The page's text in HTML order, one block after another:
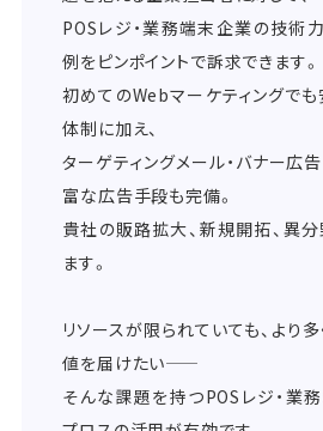
POSレジ・業務端末企業の技術
例をピンポイントで訴求できます。
初めてのWebマーケティングで
体制に加え、
ターゲティングメール・バナー広
富な広告手段も完備。
貴社の販路拡大、新規開拓、異
ます。
リソースが限られていても、より
値を届けたい――
そんな課題を持つPOSレジ・業